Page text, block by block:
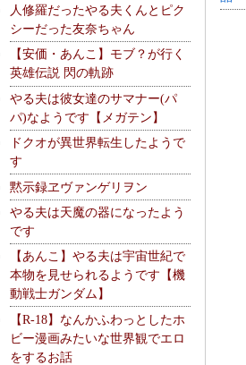
人修羅だったやる夫くんとピク
シーだった友奈ちゃん
【安価・あんこ】モブ？が行く
英雄伝説 閃の軌跡
やる夫は彼女達のサマナー(パ
パ)なようです【メガテン】
ドクオが異世界転生したようで
す
黙示録ヱヴァンゲリヲン
やる夫は天魔の器になったよう
です
【あんこ】やる夫は宇宙世紀で
本物を見せられるようです【機
動戦士ガンダム】
【R-18】なんかふわっとしたホ
ビー漫画みたいな世界観でエロ
をするお話